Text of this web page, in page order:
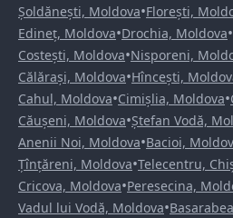
Șoldănești, Moldova•Florești,
Edineț, Moldova•Drochia, Moldova•
Costești, Moldova•Nisporeni,
Călărași, Moldova•Hîncești,
Cahul, Moldova•Cimișlia, Moldova•
Căușeni, Moldova•Ștefan Vodă,
Anenii Noi, Moldova•Bacioi,
Țînțăreni, Moldova•Telecentru,
Cricova, Moldova•Peresecina,
Vadul lui Vodă, Moldova•